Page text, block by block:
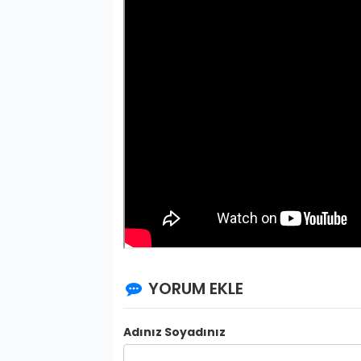
YORUM EKLE
Adınız Soyadınız